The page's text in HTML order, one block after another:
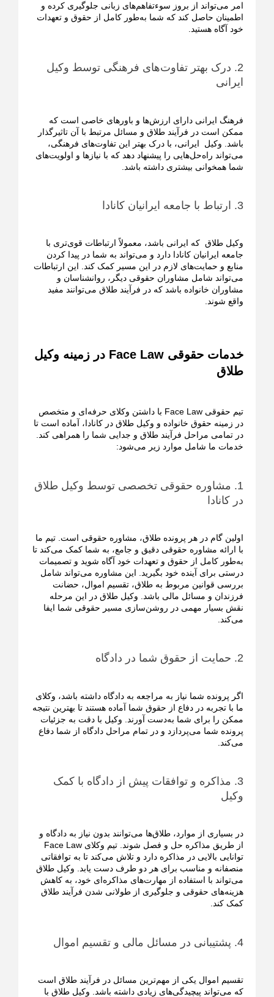
امر می‌تواند از بروز سوءتفاهم‌های زبانی جلوگیری کرده و
اطمینان حاصل کند که شما به‌طور کامل از حقوق و تعهدات
خود آگاه هستید.
2. درک بهتر تفاوت‌های فرهنگی توسط وکیل
ایرانی
فرهنگ ایرانی دارای ارزش‌ها و باورهای خاصی است که
ممکن است در فرآیند طلاق و مسائل مرتبط با آن تاثیرگذار
باشد. وکیل ایرانی، با درک بهتر این تفاوت‌های فرهنگی،
می‌تواند راه‌حل‌هایی را پیشنهاد دهد که با نیازها و اولویت‌های
شما همخوانی بیشتری داشته باشد.
3. ارتباط با جامعه ایرانیان کانادا
وکیل طلاق که ایرانی باشد، معمولاً ارتباطات قوی‌تری با
جامعه ایرانیان کانادا دارد و می‌تواند به شما در پیدا کردن
منابع و حمایت‌های لازم در این مسیر کمک کند. این ارتباطات
می‌تواند شامل مشاوران حقوقی دیگر، روانشناسان و
مشاوران خانواده باشد که در فرآیند طلاق می‌توانند مفید
واقع شوند.
خدمات حقوقی Face Law در زمینه وکیل
طلاق
تیم حقوقی Face Law با داشتن وکلای حرفه‌ای و متخصص
در زمینه حقوق خانواده و وکیل طلاق در کانادا، آماده است تا
در تمامی مراحل فرآیند طلاق و جدایی شما را همراهی کند.
خدمات ما شامل موارد زیر می‌شود:
1. مشاوره حقوقی تخصصی توسط وکیل طلاق
در کانادا
اولین گام در هر پرونده طلاق، مشاوره حقوقی است. تیم ما
با ارائه مشاوره حقوقی دقیق و جامع، به شما کمک می‌کند تا
به‌طور کامل از حقوق و تعهدات خود آگاه شوید و تصمیمات
درستی برای آینده خود بگیرید. این مشاوره می‌تواند شامل
بررسی قوانین مربوط به طلاق، تقسیم اموال، حضانت
فرزندان و مسائل مالی باشد. وکیل طلاق در این مرحله
نقش بسیار مهمی در روشن‌سازی مسیر حقوقی شما ایفا
می‌کند.
2. حمایت از حقوق شما در دادگاه
اگر پرونده شما نیاز به مراجعه به دادگاه داشته باشد، وکلای
ما با تجربه در دفاع از حقوق شما آماده هستند تا بهترین نتیجه
ممکن را برای شما به‌دست آورند. وکیل با دقت به جزئیات
پرونده شما می‌پردازد و در تمام مراحل دادگاه از شما دفاع
می‌کند.
3. مذاکره و توافقات پیش از دادگاه با کمک
وکیل
در بسیاری از موارد، طلاق‌ها می‌توانند بدون نیاز به دادگاه و
از طریق مذاکره حل و فصل شوند. تیم وکلای Face Law
توانایی بالایی در مذاکره دارد و تلاش می‌کند تا به توافقاتی
منصفانه و مناسب برای هر دو طرف دست یابد. وکیل طلاق
می‌تواند با استفاده از مهارت‌های مذاکره‌ای خود، به کاهش
هزینه‌های حقوقی و جلوگیری از طولانی شدن فرآیند طلاق
کمک کند.
4. پشتیبانی در مسائل مالی و تقسیم اموال
تقسیم اموال یکی از مهم‌ترین مسائل در فرآیند طلاق است
که می‌تواند پیچیدگی‌های زیادی داشته باشد. وکیل طلاق با